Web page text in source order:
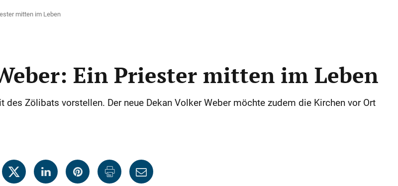
mitten im Leben
Ein Priester mitten im Leben
Zölibats vorstellen. Der neue Dekan Volker Weber möchte zudem die Kirchen vor Ort